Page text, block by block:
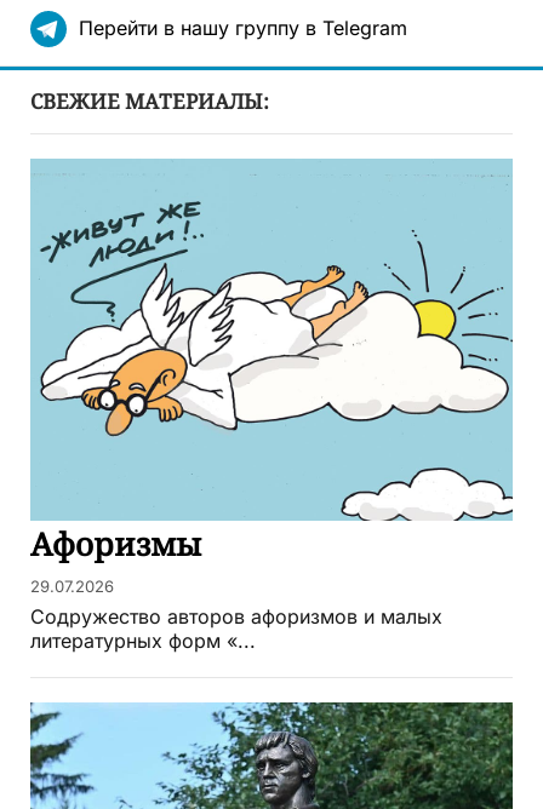
Перейти в нашу группу в Telegram
СВЕЖИЕ МАТЕРИАЛЫ:
Афоризмы
29.07.2026
Содружество авторов афоризмов и малых
литературных форм «...